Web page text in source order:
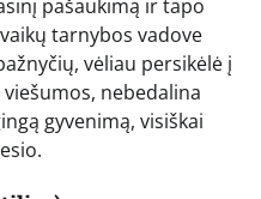
pašaukimą ir tapo
tarnybos vadove
vėliau persikėlė į
nebedalina
gyvenimą, visiškai